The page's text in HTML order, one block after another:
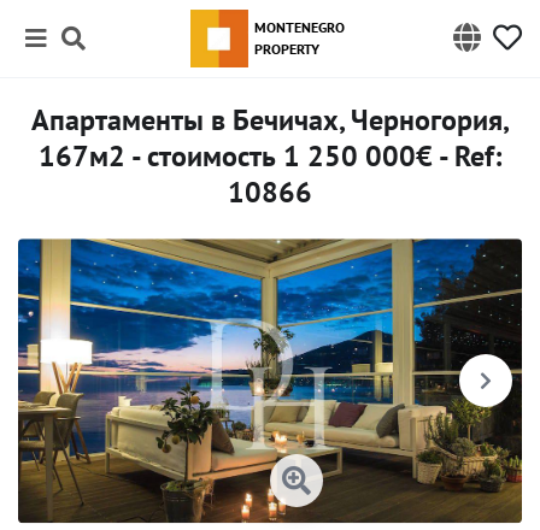
MONTENEGRO
PROPERTY
Апартаменты в Бечичах, Черногория,
167м2 - стоимость 1 250 000€ - Ref:
10866